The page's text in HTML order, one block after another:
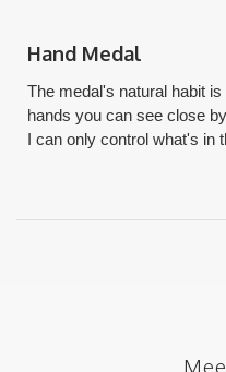
Hand Medal
The medal's natural habit
hands you can see close
I can only control what's in